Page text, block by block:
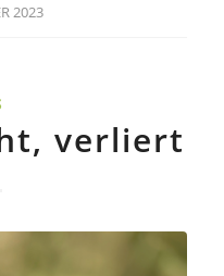
2023
verliert